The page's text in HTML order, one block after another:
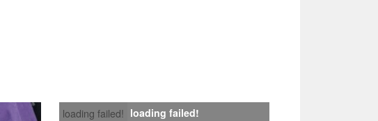
loading failed! loading failed!